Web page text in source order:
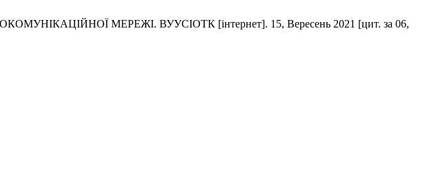
МЕРЕЖІ. ВУУСІОТК [інтернет]. 15, Вересень 2021 [цит. за 06,